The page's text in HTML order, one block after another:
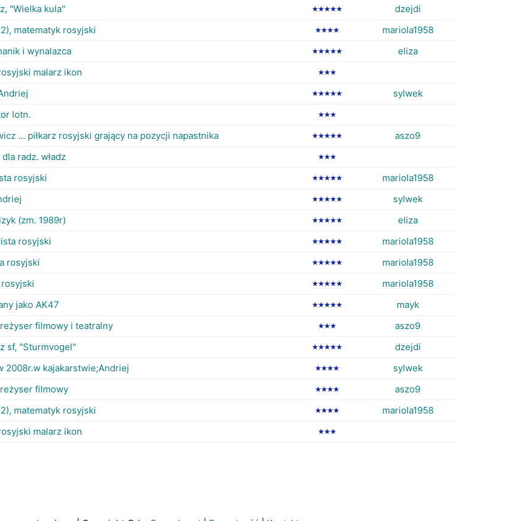
"Wielka kula" ★★★★★ dzejdi
matematyk rosyjski ★★★★ mariola1958
i wynalazca ★★★★★ eliza
malarz ikon ★★★
★★★★★ sylwek
lotn. ★★★
... piłkarz rosyjski grający na pozycji napastnika ★★★★★ aszo9
radz. władz ★★★
rosyjski ★★★★★ mariola1958
★★★★★ sylwek
(zm. 1989r) ★★★★★ eliza
rosyjski ★★★★★ mariola1958
rosyjski ★★★★★ mariola1958
★★★★★ mariola1958
jako AK47 ★★★★★ mayk
filmowy i teatralny ★★★ aszo9
sf, "Sturmvogel" ★★★★★ dzejdi
2008r.w kajakarstwie;Andriej ★★★★ sylwek
filmowy ★★★★ aszo9
matematyk rosyjski ★★★★ mariola1958
malarz ikon ★★★